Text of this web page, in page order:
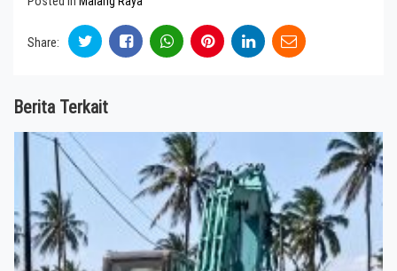
Share:
Berita Terkait